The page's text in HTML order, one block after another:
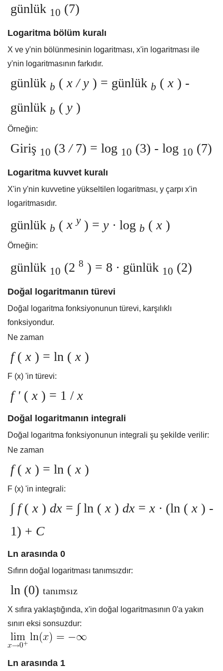
günlük 10 (7)
Logaritma bölüm kuralı
X ve y'nin bölünmesinin logaritması, x'in logaritması ile
y'nin logaritmasının farkıdır.
günlük b (x / y ) = günlük b (x ) -
günlük b ( y )
Örneğin:
Giriş 10 (3/7) = log 10 (3) - log 10 (7)
Logaritma kuvvet kuralı
X'in y'nin kuvvetine yükseltilen logaritması, y çarpı x'in
logaritmasıdır.
günlük b (xy) = y ∙ log b ( x )
Örneğin:
günlük 10 (2 8 ) = 8 ∙ günlük 10 (2)
Doğal logaritmanın türevi
Doğal logaritma fonksiyonunun türevi, karşılıklı
fonksiyondur.
Ne zaman
f(x ) = ln (x )
F (x) 'in türevi:
f ' (x ) = 1 /x
Doğal logaritmanın integrali
Doğal logaritma fonksiyonunun integrali şu şekilde verilir:
Ne zaman
f(x ) = ln (x )
F (x) 'in integrali:
∫ f(x ) dx = ∫ln (x ) dx =x ∙ (ln (x ) -
1) + C
Ln arasında 0
Sıfırın doğal logaritması tanımsızdır:
ln (0) tanımsız
X sıfıra yaklaştığında, x'in doğal logaritmasının 0'a yakın
sınırı eksi sonsuzdur:
Ln arasında 1